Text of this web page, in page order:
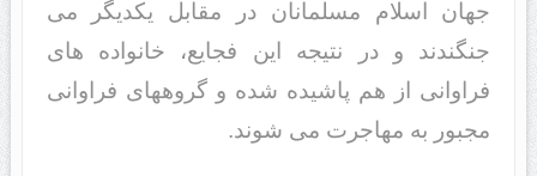
جهان اسلام مسلمانان در مقابل یکدیگر می
جنگندند و در نتیجه این فجایع، خانواده های
فراوانی از هم پاشیده شده و گروههای فراوانی
مجبور به مهاجرت می شوند.